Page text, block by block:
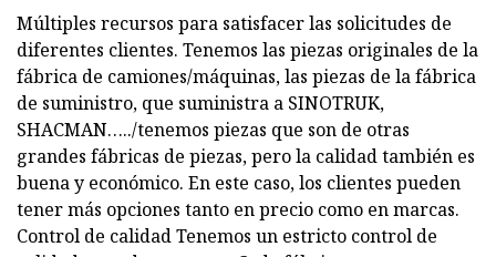
Múltiples recursos para satisfacer las solicitudes de
diferentes clientes. Tenemos las piezas originales de la
fábrica de camiones/máquinas, las piezas de la fábrica
de suministro, que suministra a SINOTRUK,
SHACMAN…../tenemos piezas que son de otras
grandes fábricas de piezas, pero la calidad también es
buena y económico. En este caso, los clientes pueden
tener más opciones tanto en precio como en marcas.
Control de calidad Tenemos un estricto control de